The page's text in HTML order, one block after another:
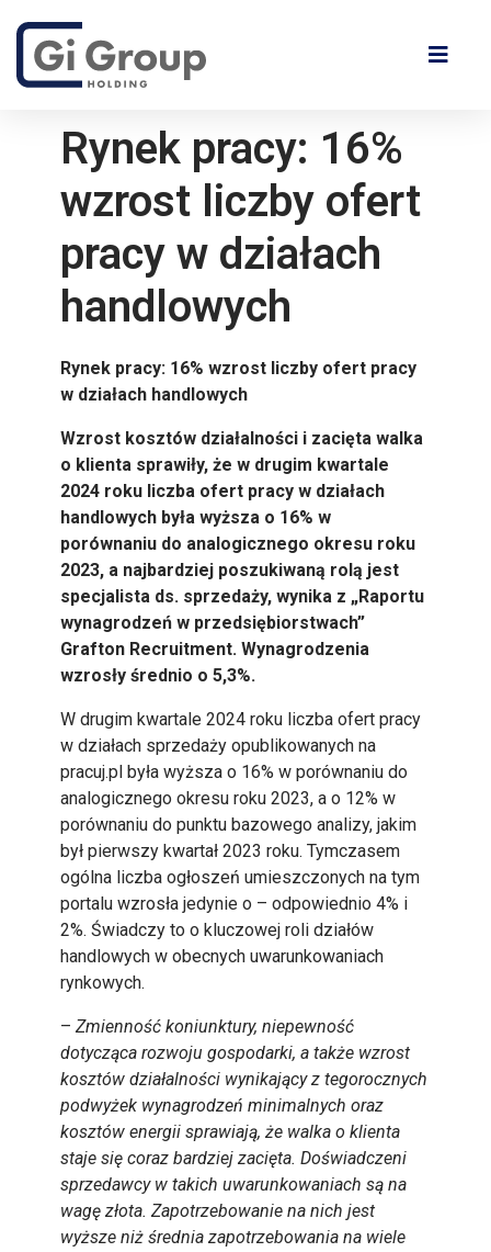
Rynek pracy: 16%
wzrost liczby ofert
pracy w działach
handlowych
Rynek pracy: 16% wzrost liczby ofert pracy
w działach handlowych
Wzrost kosztów działalności i zacięta walka
o klienta sprawiły, że w drugim kwartale
2024 roku liczba ofert pracy w działach
handlowych była wyższa o 16% w
porównaniu do analogicznego okresu roku
2023, a najbardziej poszukiwaną rolą jest
specjalista ds. sprzedaży, wynika z „Raportu
wynagrodzeń w przedsiębiorstwach”
Grafton Recruitment. Wynagrodzenia
wzrosły średnio o 5,3%.
W drugim kwartale 2024 roku liczba ofert pracy
w działach sprzedaży opublikowanych na
pracuj.pl była wyższa o 16% w porównaniu do
analogicznego okresu roku 2023, a o 12% w
porównaniu do punktu bazowego analizy, jakim
był pierwszy kwartał 2023 roku. Tymczasem
ogólna liczba ogłoszeń umieszczonych na tym
portalu wzrosła jedynie o – odpowiednio 4% i
2%. Świadczy to o kluczowej roli działów
handlowych w obecnych uwarunkowaniach
rynkowych.
– Zmienność koniunktury, niepewność
dotycząca rozwoju gospodarki, a także wzrost
kosztów działalności wynikający z tegorocznych
podwyżek wynagrodzeń minimalnych oraz
kosztów energii sprawiają, że walka o klienta
staje się coraz bardziej zacięta. Doświadczeni
sprzedawcy w takich uwarunkowaniach są na
wagę złota. Zapotrzebowanie na nich jest
wyższe niż średnia zapotrzebowania na wiele